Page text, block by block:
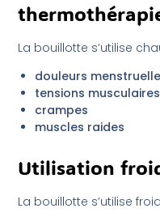
La bouillotte s’utilise
douleurs
tensions musculaires
crampes
muscles raides
Utilisation
La bouillotte s’utilise